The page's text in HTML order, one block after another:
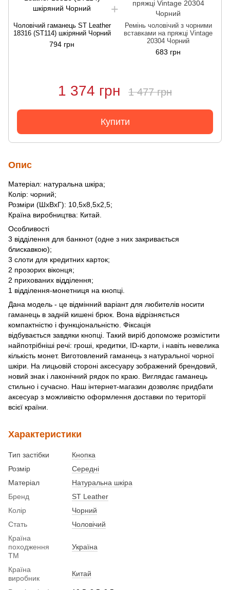
Чоловічий гаманець ST Leather
18316 (ST114) шкіряний Чорний
794 грн
Ремінь чоловічий з чорними
вставками на пряжці Vintage
20304 Чорний
683 грн
1 374 грн 1 477 грн
Купити
Опис
Матеріал: натуральна шкіра;
Колір: чорний;
Розміри (ШхВхГ): 10,5х8,5х2,5;
Країна виробництва: Китай.
Особливості
3 відділення для банкнот (одне з них закривається
блискавкою);
3 слоти для кредитних карток;
2 прозорих віконця;
2 прихованих відділення;
1 відділення-монетниця на кнопці.
Дана модель - це відмінний варіант для любителів носити
гаманець в задній кишені брюк. Вона відрізняється
компактністю і функціональністю. Фіксація
відбувається завдяки кнопці. Такий виріб допоможе розмістити
найпотрібніші речі: гроші, кредитки, ID-карти, і навіть невелика
кількість монет. Виготовлений гаманець з натуральної чорної
шкіри. На лицьовій стороні аксесуару зображений брендовий,
новий знак і лаконічний рядок по краю. Виглядає гаманець
стильно і сучасно. Наш інтернет-магазин дозволяє придбати
аксесуар з можливістю оформлення доставки по території
всієї країни.
Характеристики
Тип застібки
Кнопка
Розмір
Середні
Матеріал
Натуральна шкіра
Бренд
ST Leather
Колір
Чорний
Стать
Чоловічий
Країна
походження
ТМ
Україна
Країна
виробник
Китай